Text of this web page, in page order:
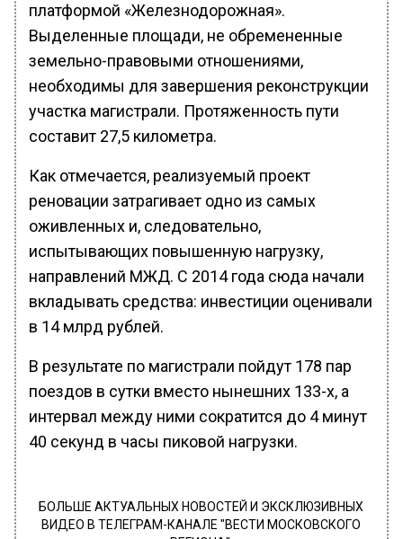
платформой «Железнодорожная».
Выделенные площади, не обремененные
земельно-правовыми отношениями,
необходимы для завершения реконструкции
участка магистрали. Протяженность пути
составит 27,5 километра.
Как отмечается, реализуемый проект
реновации затрагивает одно из самых
оживленных и, следовательно,
испытывающих повышенную нагрузку,
направлений МЖД. С 2014 года сюда начали
вкладывать средства: инвестиции оценивали
в 14 млрд рублей.
В результате по магистрали пойдут 178 пар
поездов в сутки вместо нынешних 133-х, а
интервал между ними сократится до 4 минут
40 секунд в часы пиковой нагрузки.
БОЛЬШЕ АКТУАЛЬНЫХ НОВОСТЕЙ И ЭКСКЛЮЗИВНЫХ
ВИДЕО В ТЕЛЕГРАМ-КАНАЛЕ "ВЕСТИ МОСКОВСКОГО